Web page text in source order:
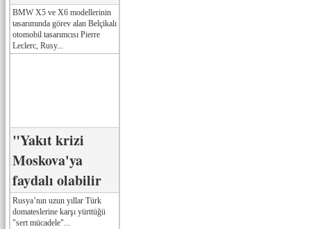
BMW X5 ve X6 modellerinin
tasarımında görev alan Belçikalı
otomobil tasarımcısı Pierre
Leclerc, Rusy...
"Yakıt krizi
Moskova'ya
faydalı olabilir
Rusya’nın uzun yıllar Türk
domateslerine karşı yürttüğü
"sert mücadele"...